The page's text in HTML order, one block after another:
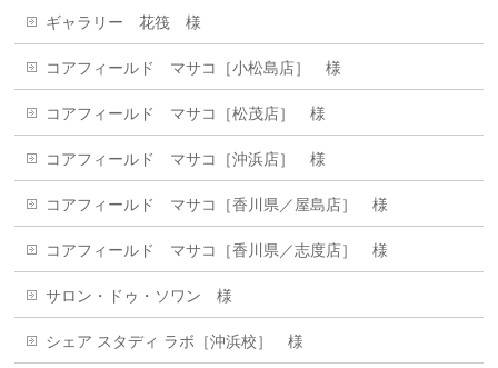
ギャラリー 花筏 様
コアフィールド マサコ［小松島店］ 様
コアフィールド マサコ［松茂店］ 様
コアフィールド マサコ［沖浜店］ 様
コアフィールド マサコ［香川県／屋島店］ 様
コアフィールド マサコ［香川県／志度店］ 様
サロン・ドゥ・ソワン 様
シェア スタディ ラボ［沖浜校］ 様